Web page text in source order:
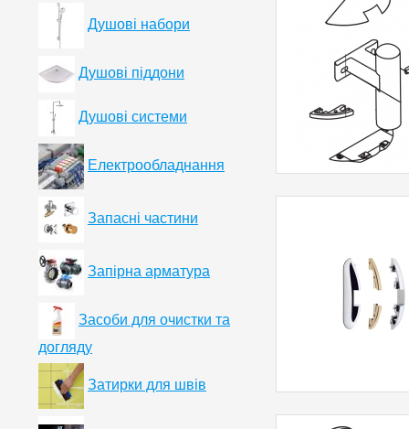
Душові набори
Душові піддони
Душові системи
Електрообладнання
Запасні частини
Запірна арматура
Засоби для очистки та
догляду
Затирки для швів